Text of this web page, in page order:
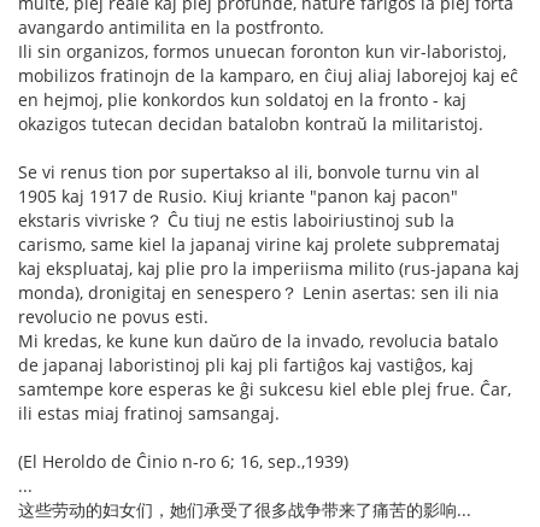
avangardo antimilita en la postfronto.
Ili sin organizos, formos unuecan foronton kun vir-laboristoj,
mobilizos fratinojn de la kamparo, en ĉiuj aliaj laborejoj kaj eĉ
en hejmoj, plie konkordos kun soldatoj en la fronto - kaj
okazigos tutecan decidan batalobn kontraŭ la militaristoj.
Se vi renus tion por supertakso al ili, bonvole turnu vin al
1905 kaj 1917 de Rusio. Kiuj kriante "panon kaj pacon"
ekstaris vivriske？ Ĉu tiuj ne estis laboiriustinoj sub la
carismo, same kiel la japanaj virine kaj prolete subpremataj
kaj ekspluataj, kaj plie pro la imperiisma milito (rus-japana kaj
monda), dronigitaj en senespero？ Lenin asertas: sen ili nia
revolucio ne povus esti.
Mi kredas, ke kune kun daŭro de la invado, revolucia batalo
de japanaj laboristinoj pli kaj pli fartiĝos kaj vastiĝos, kaj
samtempe kore esperas ke ĝi sukcesu kiel eble plej frue. Ĉar,
ili estas miaj fratinoj samsangaj.
(El Heroldo de Ĉinio n-ro 6; 16, sep.,1939)
...
这些劳动的妇女们，她们承受了很多战争带来了痛苦的影响...